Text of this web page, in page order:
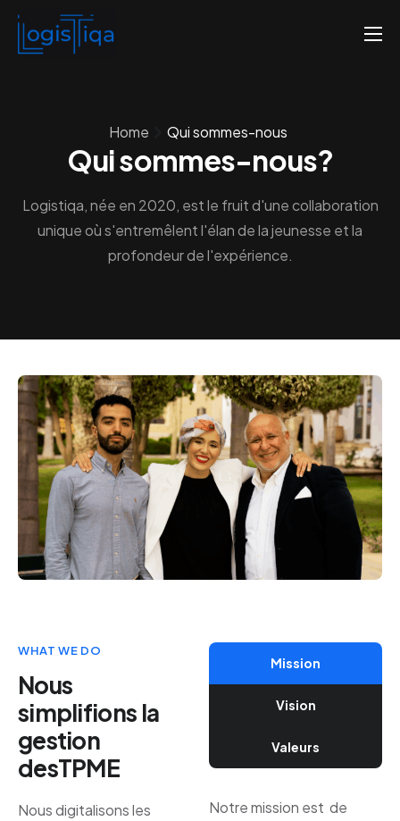
Contactez-nous
Home Qui sommes-nous
Qui sommes-nous?
Logistiqa, née en 2020, est le fruit d'une collaboration
uniqueoù s'entremêlent l'élan de la jeunesse et la
profondeur de l'expérience.
WHAT WE DO
Nous
simplifions la
gestion
desTPME
Nous digitalisons les
Mission
Vision
Valeurs
Notre mission est de